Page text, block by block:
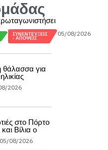
ΣΥΝΕΝΤΕΎΞΕΙΣ
- ΑΠΌΨΕΙΣ
05/08/2026
θάλασσα για
2026
στο Πόρτο
Βίλια ο
05/08/2026